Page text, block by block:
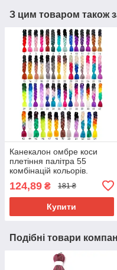
З цим товаром також
Канекалон омбре коси
плетіння палітра 55
комбінацій кольорів.
Термостійкий
124,89 ₴ 181 ₴
Купити
Подібні товари